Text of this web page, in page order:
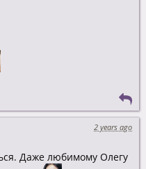
2 years ago
Даже любимому Олегу